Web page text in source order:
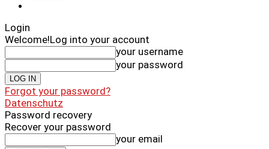
Login
Welcome!Log into your account
your username
your password
Forgot your password?
Datenschutz
Password recovery
Recover your password
your email